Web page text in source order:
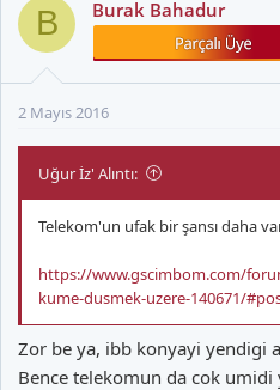
B Burak Bahadur
2 Mayıs 2016
Uğur İz' Alıntı:
Telekom'un ufak bir şansı daha
https://www.gscimbom.com/
kume-dusmek-uzere-140671/
Zor be ya, ibb konyayi yendigi
Bence telekomun da cok